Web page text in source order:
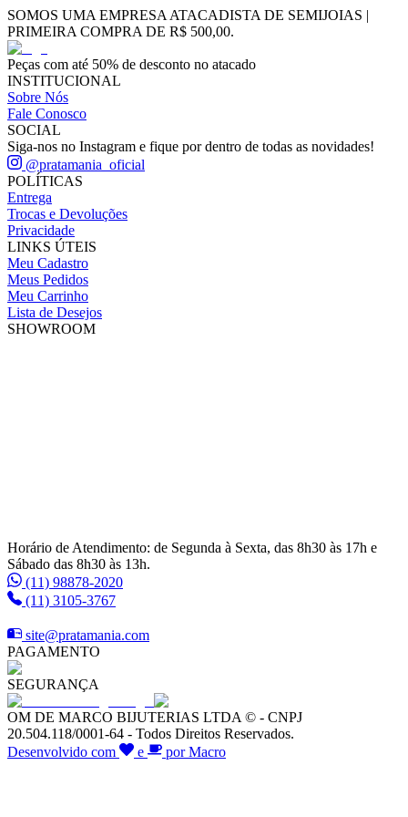
SOMOS UMA EMPRESA ATACADISTA DE SEMIJOIAS |
PRIMEIRA COMPRA DE R$ 500,00.
Peças com até 50% de desconto no atacado
INSTITUCIONAL
Sobre Nós
Fale Conosco
SOCIAL
Siga-nos no Instagram e fique por dentro de todas as novidades!
@pratamania_oficial
POLÍTICAS
Entrega
Trocas e Devoluções
Privacidade
LINKS ÚTEIS
Meu Cadastro
Meus Pedidos
Meu Carrinho
Lista de Desejos
SHOWROOM
Horário de Atendimento: de Segunda à Sexta, das 8h30 às 17h e
Sábado das 8h30 às 13h.
(11) 98878-2020
(11) 3105-3767
site@pratamania.com
PAGAMENTO
SEGURANÇA
OM DE MARCO BIJUTERIAS LTDA © - CNPJ
20.504.118/0001-64 - Todos Direitos Reservados.
Desenvolvido com
e por Macro